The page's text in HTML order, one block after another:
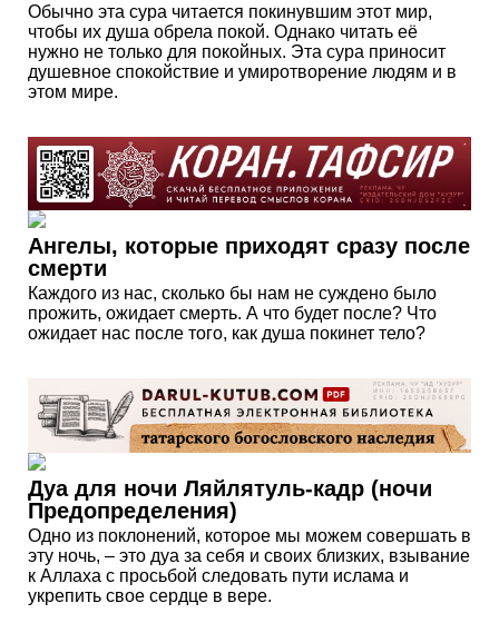
Обычно эта сура читается покинувшим этот мир,
чтобы их душа обрела покой. Однако читать её
нужно не только для покойных. Эта сура приносит
душевное спокойствие и умиротворение людям и в
этом мире.
Ангелы, которые приходят сразу после
смерти
Каждого из нас, сколько бы нам не суждено было
прожить, ожидает смерть. А что будет после? Что
ожидает нас после того, как душа покинет тело?
Дуа для ночи Ляйлятуль-кадр (ночи
Предопределения)
Одно из поклонений, которое мы можем совершать в
эту ночь, – это дуа за себя и своих близких, взывание
к Аллаха с просьбой следовать пути ислама и
укрепить свое сердце в вере.